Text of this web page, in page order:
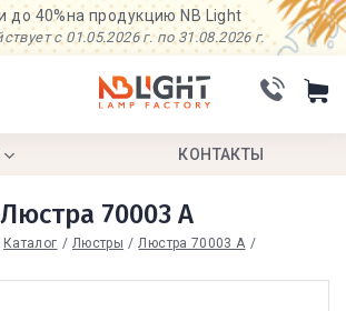
до 40%на продукцию NB Light
с 01.05.2026 г. по 31.08.2026 г.
КОНТАКТЫ
Люстра 70003 А
Каталог Люстры Люстра 70003 А